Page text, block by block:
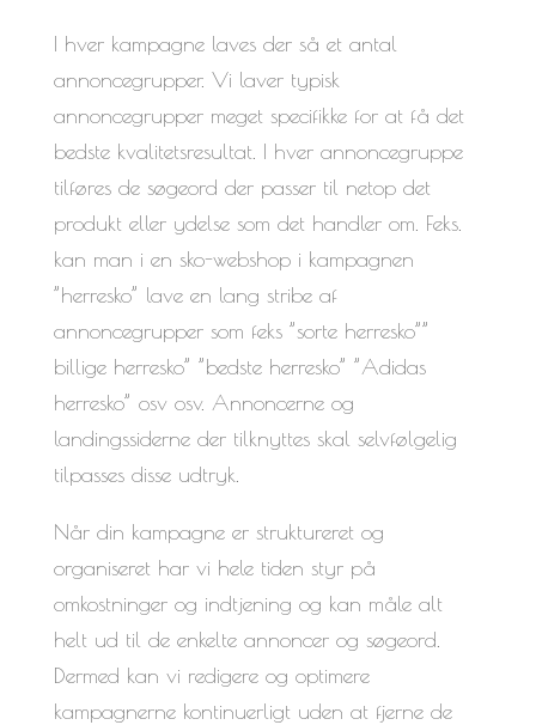
I hver kampagne laves der så et antal
annoncegrupper. Vi laver typisk
annoncegrupper meget specifikke for at få det
bedste kvalitetsresultat. I hver annoncegruppe
tilføres de søgeord der passer til netop det
produkt eller ydelse som det handler om. Feks.
kan man i en sko-webshop i kampagnen
”herresko” lave en lang stribe af
annoncegrupper som feks ”sorte herresko””
billige herresko” ”bedste herresko” ”Adidas
herresko” osv osv. Annoncerne og
landingssiderne der tilknyttes skal selvfølgelig
tilpasses disse udtryk.
Når din kampagne er struktureret og
organiseret har vi hele tiden styr på
omkostninger og indtjening og kan måle alt
helt ud til de enkelte annoncer og søgeord.
Dermed kan vi redigere og optimere
kampagnerne kontinuerligt uden at fjerne de